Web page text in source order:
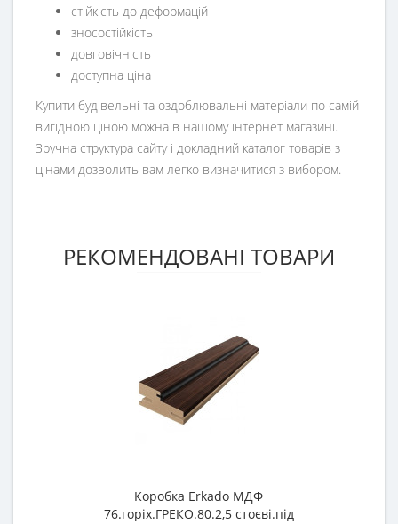
стійкість до деформацій
зносостійкість
довговічність
доступна ціна
Купити будівельні та оздоблювальні матеріали по самій
вигідною ціною можна в нашому інтернет магазині.
Зручна структура сайту і докладний каталог товарів з
цінами дозволить вам легко визначитися з вибором.
РЕКОМЕНДОВАНІ ТОВАРИ
Коробка Erkado МДФ
76.горіх.ГРЕКО.80.2,5 стоєві.під